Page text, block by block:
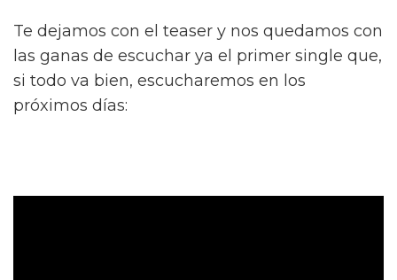
Te dejamos con el teaser y nos quedamos con
las ganas de escuchar ya el primer single que,
si todo va bien, escucharemos en los
próximos días: